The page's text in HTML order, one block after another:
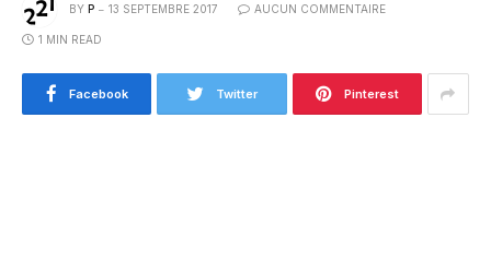
BY P 13 SEPTEMBRE 2017 AUCUN COMMENTAIRE
1 MIN READ
Facebook Twitter Pinterest